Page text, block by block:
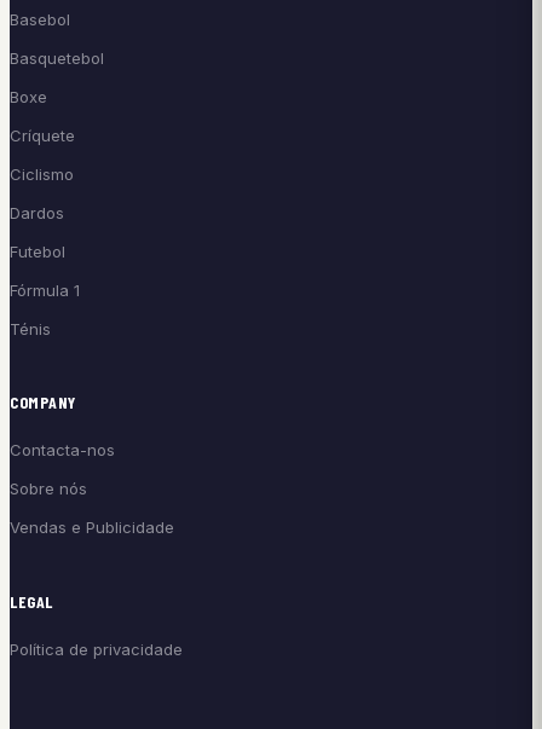
Basebol
Basquetebol
Boxe
Críquete
Ciclismo
Dardos
Futebol
Fórmula 1
Ténis
COMPANY
Contacta-nos
Sobre nós
Vendas e Publicidade
LEGAL
Política de privacidade